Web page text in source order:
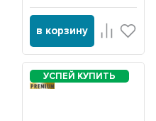
в корзину
PREMIUM